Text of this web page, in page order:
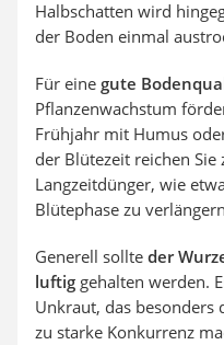
Halbschatten wird
der Boden einmal
Für eine gute
Pflanzenwachstum
Frühjahr mit Humus
der Blütezeit reichen Sie
Langzeitdünger, wie
Blütephase zu
Generell sollte der
luftig gehalten werden.
Unkraut, das besonders
zu starke Konkurrenz